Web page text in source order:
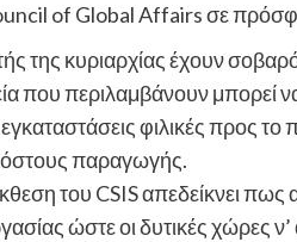
of Global Affairs σε
της κυριαρχίας έχουν
που περιλαμβάνουν μπορεί
εγκαταστάσεις φιλικές προς
παραγωγής.
του CSIS απεδείκνει πως
ώστε οι δυτικές χώρες